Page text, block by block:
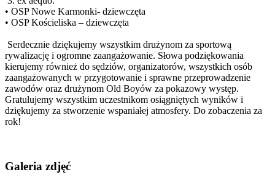
• OSP Nowe Karmonki- dziewczęta
• OSP Kościeliska – dziewczęta
Serdecznie dziękujemy wszystkim drużynom za sportową
rywalizację i ogromne zaangażowanie. Słowa podziękowania
kierujemy również do sędziów, organizatorów, wszystkich osób
zaangażowanych w przygotowanie i sprawne przeprowadzenie
zawodów oraz drużynom Old Boyów za pokazowy występ.
Gratulujemy wszystkim uczestnikom osiągniętych wyników i
dziękujemy za stworzenie wspaniałej atmosfery. Do zobaczenia za
rok!
Galeria zdjęć